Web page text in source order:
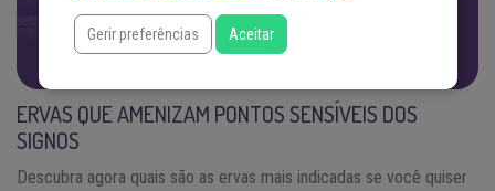
DESCUBRA AS RESPOSTAS
ERVAS QUE AMENIZAM PONTOS SENSÍVEIS DOS
SIGNOS
Descubra agora quais são as ervas mais indicadas se você quiser
Gerir preferências Aceitar